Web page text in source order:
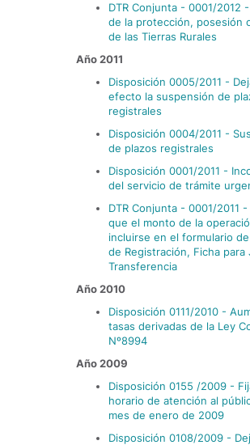
DTR Conjunta - 0001/2012
de la protección, posesión
de las Tierras Rurales
Año 2011
Disposición 0005/2011 -
efecto la suspensión de
registrales
Disposición 0004/2011 -
de plazos registrales
Disposición 0001/2011 -
del servicio de trámite
DTR Conjunta - 0001/2011
que el monto de la
incluirse en el formulario
de Registración, Ficha para
Transferencia
Año 2010
Disposición 0111/2010 -
tasas derivadas de la Ley
Nº8994
Año 2009
Disposición 0155 /2009 -
horario de atención al
mes de enero de 2009
Disposición 0108/2009 -